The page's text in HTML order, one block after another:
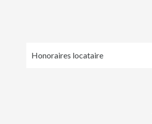
Honoraires locataire